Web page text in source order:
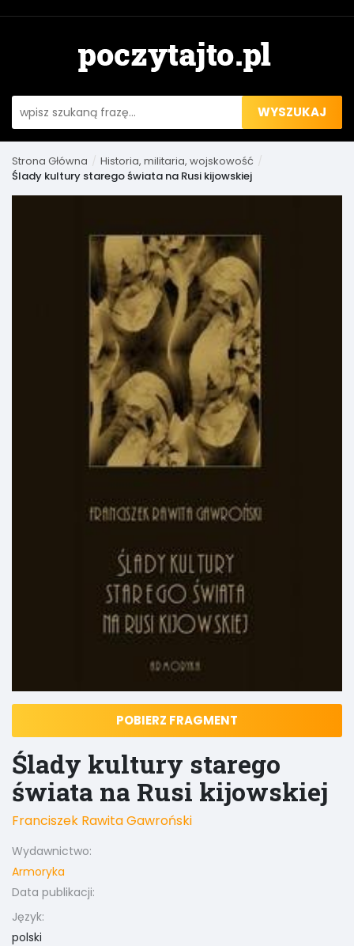
WYSZUKAJ
Strona Główna
Historia, militaria, wojskowość
Ślady kultury starego świata na Rusi kijowskiej
POBIERZ FRAGMENT
Ślady kultury starego
świata na Rusi kijowskiej
Franciszek Rawita Gawroński
Wydawnictwo:
Armoryka
Data publikacji:
Język:
polski